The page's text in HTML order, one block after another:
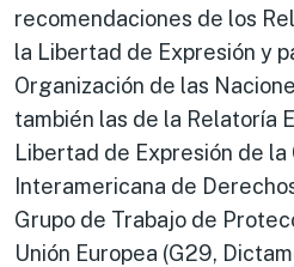
recomendaciones de los
la Libertad de Expresión y
Organización de las
también las de la Relatoría
Libertad de Expresión de la
Interamericana de
Grupo de Trabajo de
Unión Europea (G29,